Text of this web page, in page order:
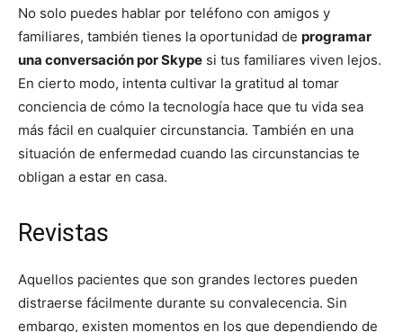
No solo puedes hablar por teléfono con amigos y
familiares, también tienes la oportunidad de programar
una conversación por Skype si tus familiares viven lejos.
En cierto modo, intenta cultivar la gratitud al tomar
conciencia de cómo la tecnología hace que tu vida sea
más fácil en cualquier circunstancia. También en una
situación de enfermedad cuando las circunstancias te
obligan a estar en casa.
Revistas
Aquellos pacientes que son grandes lectores pueden
distraerse fácilmente durante su convalecencia. Sin
embargo, existen momentos en los que dependiendo de